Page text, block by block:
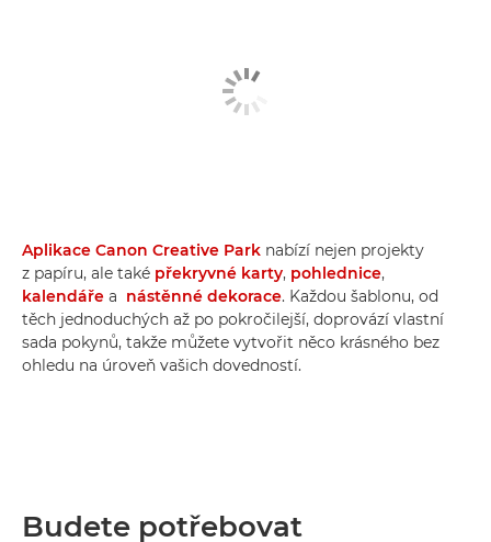
Aplikace Canon Creative Park nabízí nejen projekty
z papíru, ale také překryvné karty, pohlednice,
kalendáře a nástěnné dekorace. Každou šablonu, od
těch jednoduchých až po pokročilejší, doprovází vlastní
sada pokynů, takže můžete vytvořit něco krásného bez
ohledu na úroveň vašich dovedností.
Budete potřebovat